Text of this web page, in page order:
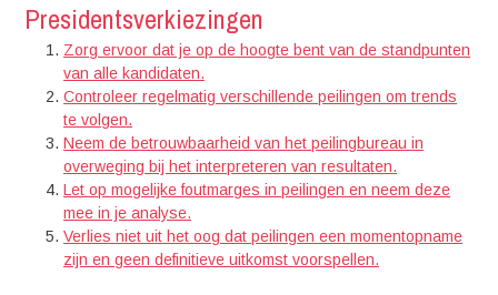
Presidentsverkiezingen
Zorg ervoor dat je op de hoogte bent van de standpunten
van alle kandidaten.
Controleer regelmatig verschillende peilingen om trends
te volgen.
Neem de betrouwbaarheid van het peilingbureau in
overweging bij het interpreteren van resultaten.
Let op mogelijke foutmarges in peilingen en neem deze
mee in je analyse.
Verlies niet uit het oog dat peilingen een momentopname
zijn en geen definitieve uitkomst voorspellen.